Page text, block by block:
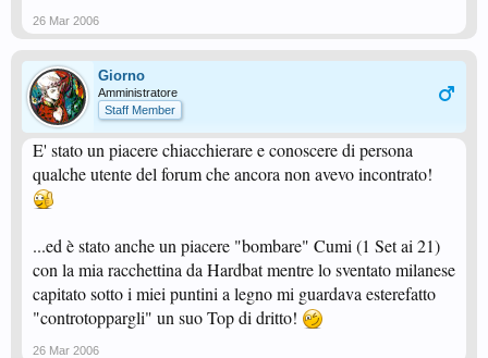
26 Mar 2006
Giorno
Amministratore
Staff Member
E' stato un piacere chiacchierare e conoscere di persona
qualche utente del forum che ancora non avevo incontrato!
...ed è stato anche un piacere "bombare" Cumi (1 Set ai 21)
con la mia racchettina da Hardbat mentre lo sventato milanese
capitato sotto i miei puntini a legno mi guardava esterefatto
"controtoppargli" un suo Top di dritto!
26 Mar 2006